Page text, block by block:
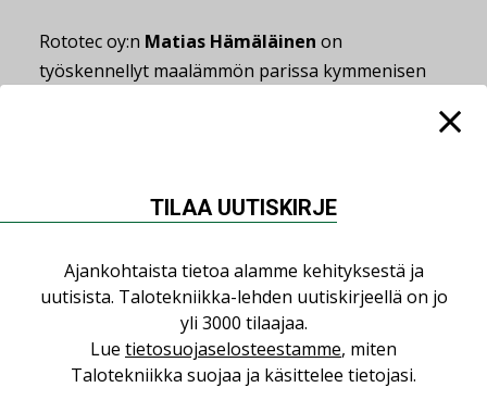
Rototec oy:n Matias Hämäläinen on
työskennellyt maalämmön parissa kymmenisen
tutuksi vesitalouslupamenettelyssä.
ohjeistettu kirjeitse voimakkaasti kategorisen
kiellon suuntaan.
– Usein tuntuu siltä, että paikalliset viranomaiset
eivät uskalla tehdä AVIn kannasta poikkeavaa
TILAA UUTISKIRJE
Ajankohtaista tietoa alamme kehityksestä ja
uutisista. Talotekniikka-lehden uutiskirjeellä on jo
yli 3000 tilaajaa.
Lue tietosuojaselosteestamme, miten
Talotekniikka suojaa ja käsittelee tietojasi.